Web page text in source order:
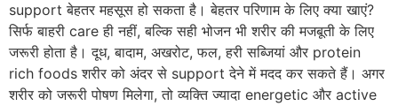
support बेहतर महसूस हो सकता है। बेहतर परिणाम के लिए क्या खाएं?
सिर्फ बाहरी care ही नहीं, बल्कि सही भोजन भी शरीर की मजबूती के लिए
जरूरी होता है। दूध, बादाम, अखरोट, फल, हरी सब्जियां और protein
rich foods शरीर को अंदर से support देने में मदद कर सकते हैं। अगर
शरीर को जरूरी पोषण मिलेगा, तो व्यक्ति ज्यादा energetic और active